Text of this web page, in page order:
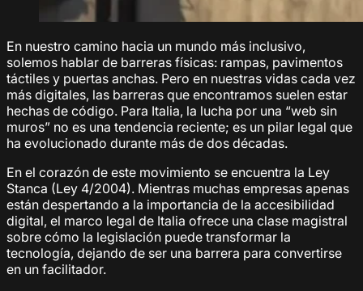
En nuestro camino hacia un mundo más inclusivo,
solemos hablar de barreras físicas: rampas, pavimentos
táctiles y puertas anchas. Pero en nuestras vidas cada vez
más digitales, las barreras que encontramos suelen estar
hechas de código. Para Italia, la lucha por una “web sin
muros” no es una tendencia reciente; es un pilar legal que
ha evolucionado durante más de dos décadas.
En el corazón de este movimiento se encuentra la Ley
Stanca (Ley 4/2004). Mientras muchas empresas apenas
están despertando a la importancia de la accesibilidad
digital, el marco legal de Italia ofrece una clase magistral
sobre cómo la legislación puede transformar la
tecnología, dejando de ser una barrera para convertirse
en un facilitador.